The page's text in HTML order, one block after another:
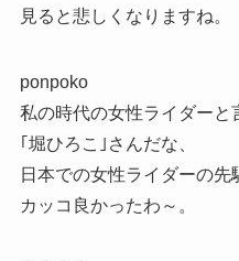
見ると悲しくなりますね。
ponpoko
私の時代の女性ライダーと
｢堀ひろこ｣さんだな、
日本での女性ライダーの先
カッコ良かったわ～。